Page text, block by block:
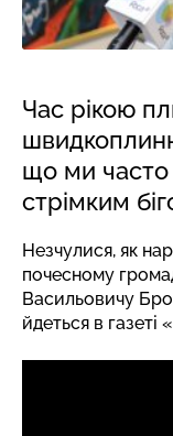
Час рікою
що ми часто
стрімким
Незчулися, як
почесному
Васильовичу
йдеться в газеті